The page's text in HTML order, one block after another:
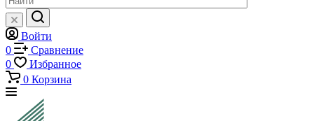
Войти
0
Сравнение
0
Избранное
0 Корзина